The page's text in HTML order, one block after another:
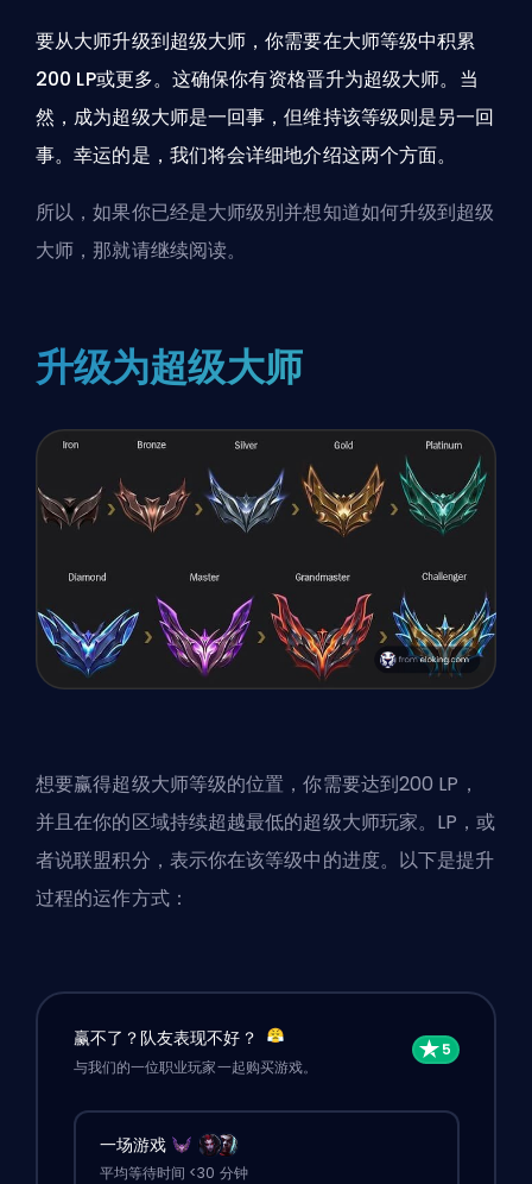
要从大师升级到超级大师，你需要在大师等级中积累
200 LP或更多。这确保你有资格晋升为超级大师。当
然，成为超级大师是一回事，但维持该等级则是另一回
事。幸运的是，我们将会详细地介绍这两个方面。
所以，如果你已经是大师级别并想知道如何升级到超级
大师，那就请继续阅读。
升级为超级大师
想要赢得超级大师等级的位置，你需要达到200 LP，
并且在你的区域持续超越最低的超级大师玩家。LP，或
者说联盟积分，表示你在该等级中的进度。以下是提升
过程的运作方式：
赢不了？队友表现不好？
与我们的一位职业玩家一起购买游戏。
一场游戏
平均等待时间 <30 分钟